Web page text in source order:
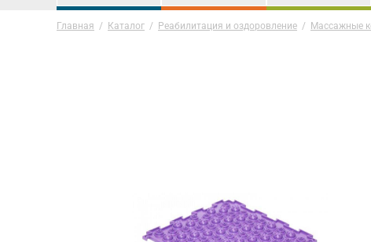
Главная / Каталог / Реабилитация и оздоровление / Массажные